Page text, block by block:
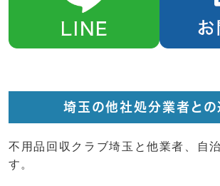
埼玉の他社処分業者との
不用品回収クラブ埼玉と他業者、自
す。